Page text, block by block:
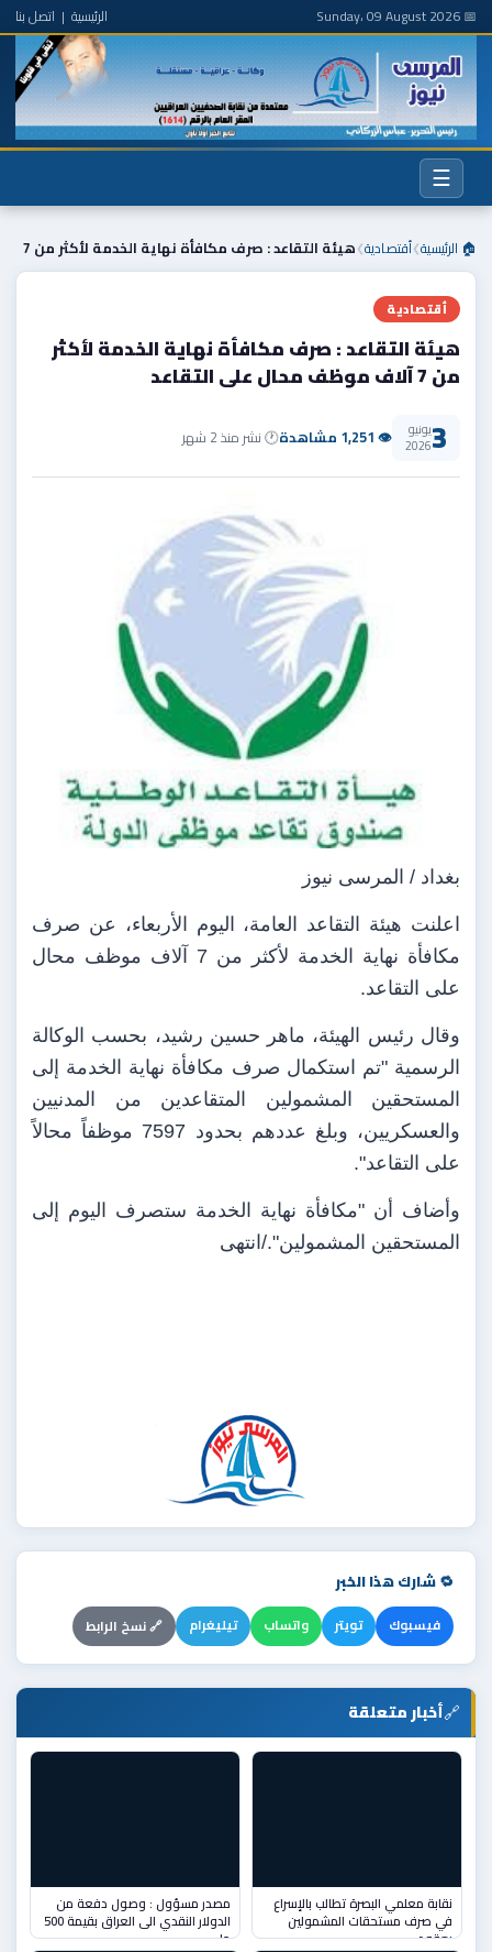
📅 Sunday، 09 August 2026 الرئيسية | اتصل بنا
☰
🏠 الرئيسية❯أقتصادية❯هيئة التقاعد : صرف مكافأة نهاية الخدمة لأكثر من 7
أقتصادية
هيئة التقاعد : صرف مكافأة نهاية الخدمة لأكثر
من 7 آلاف موظف محال على التقاعد
3يونيو
2026 👁 1,251 مشاهدة 🕐 نشر منذ 2 شهر
بغداد / المرسى نيوز
اعلنت هيئة التقاعد العامة، اليوم الأربعاء، عن صرف
مكافأة نهاية الخدمة لأكثر من 7 آلاف موظف محال
على التقاعد.
وقال رئيس الهيئة، ماهر حسين رشيد، بحسب الوكالة
الرسمية "تم استكمال صرف مكافأة نهاية الخدمة إلى
المستحقين المشمولين المتقاعدين من المدنيين
والعسكريين، وبلغ عددهم بحدود 7597 موظفاً محالاً
على التقاعد".
وأضاف أن "مكافأة نهاية الخدمة ستصرف اليوم إلى
المستحقين المشمولين"./انتهى
🔁 شارك هذا الخبر
فيسبوك تويتر واتساب تيليغرام 🔗 نسخ الرابط
🔗أخبار متعلقة
نقابة معلمي البصرة تطالب بالإسراع
في صرف مستحقات المشمولين
بعقود
مصدر مسؤول : وصول دفعة من
الدولار النقدي الى العراق بقيمة 500
ملي